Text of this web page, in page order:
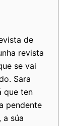
de
revista
se vai
Sara
que ten
pendente
a súa